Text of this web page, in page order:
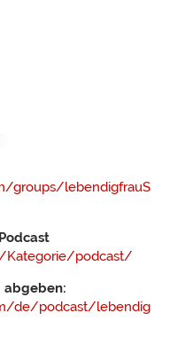
groups/lebendigfrauS
Kategorie/podcast/
abgeben:
de/podcast/lebendig